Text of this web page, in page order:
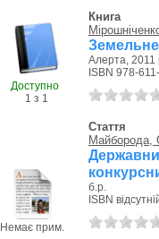
Доступно
1 з 1
Книга
Земельне
Алерта, 2011
ISBN 978-
Немає прим.
Стаття
Майборода,
б.р.
ISBN